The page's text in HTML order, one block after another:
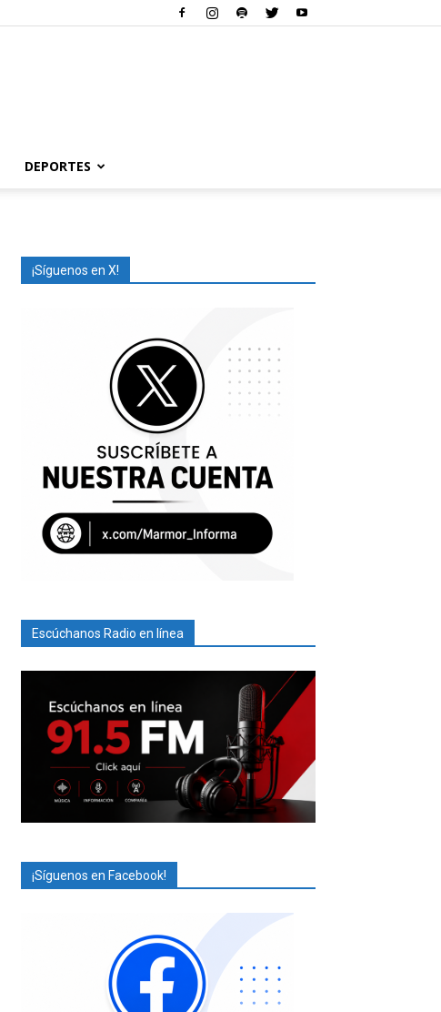
DEPORTES
¡Síguenos en X!
Escúchanos Radio en línea
¡Síguenos en Facebook!